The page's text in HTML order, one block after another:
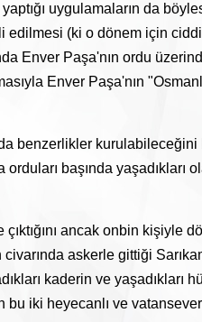
uygulamaların da
edilmesi (ki o dönem için
Enver Paşa'nın ordu
Enver Paşa'nın
benzerlikler
başında yaşadıkları
ancak onbin kişiyle
askerle gittiği
kaderin ve yaşadıkları
iki heyecanlı ve